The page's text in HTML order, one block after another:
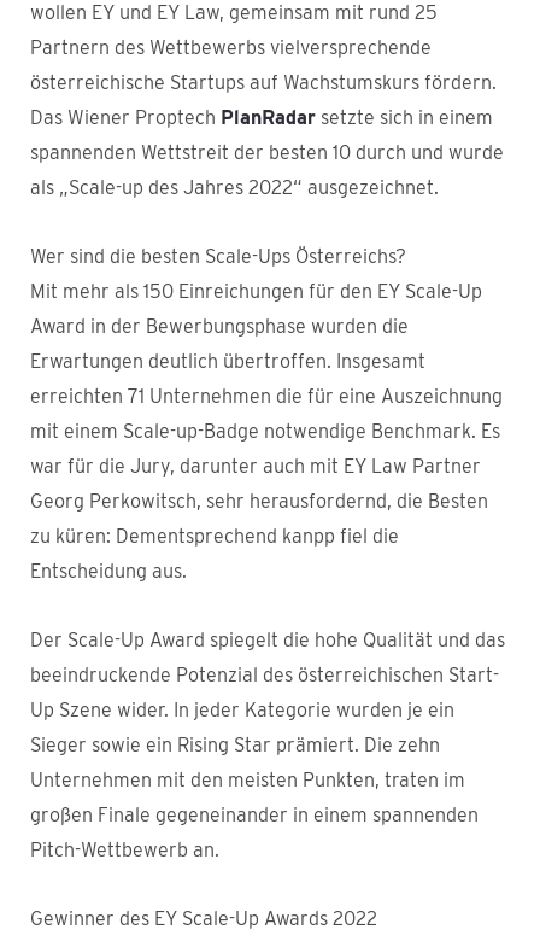
wollen EY und EY Law, gemeinsam mit rund 25
Partnern des Wettbewerbs vielversprechende
österreichische Startups auf Wachstumskurs fördern.
Das Wiener Proptech PlanRadar setzte sich in einem
spannenden Wettstreit der besten 10 durch und wurde
als „Scale-up des Jahres 2022“ ausgezeichnet.
Wer sind die besten Scale-Ups Österreichs?
Mit mehr als 150 Einreichungen für den EY Scale-Up
Award in der Bewerbungsphase wurden die
Erwartungen deutlich übertroffen. Insgesamt
erreichten 71 Unternehmen die für eine Auszeichnung
mit einem Scale-up-Badge notwendige Benchmark. Es
war für die Jury, darunter auch mit EY Law Partner
Georg Perkowitsch, sehr herausfordernd, die Besten
zu küren: Dementsprechend kanpp fiel die
Entscheidung aus.
Der Scale-Up Award spiegelt die hohe Qualität und das
beeindruckende Potenzial des österreichischen Start-
Up Szene wider. In jeder Kategorie wurden je ein
Sieger sowie ein Rising Star prämiert. Die zehn
Unternehmen mit den meisten Punkten, traten im
großen Finale gegeneinander in einem spannenden
Pitch-Wettbewerb an.
Gewinner des EY Scale-Up Awards 2022